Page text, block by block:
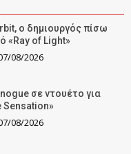
ο δημιουργός πίσω
«Ray of Light»
08/2026
σε ντουέτο για
08/2026